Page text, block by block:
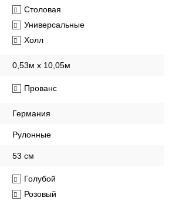
Столовая
Универсальные
Холл
0,53м x 10,05м
Прованс
Германия
Рулонные
53 см
Голубой
Розовый